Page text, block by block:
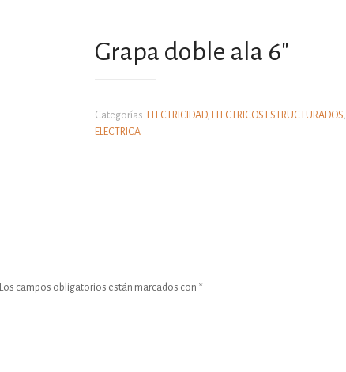
Grapa doble ala 6″
Categorías: ELECTRICIDAD, ELECTRICOS ESTRUCTURADOS,
ELECTRICA
Los campos obligatorios están marcados con *